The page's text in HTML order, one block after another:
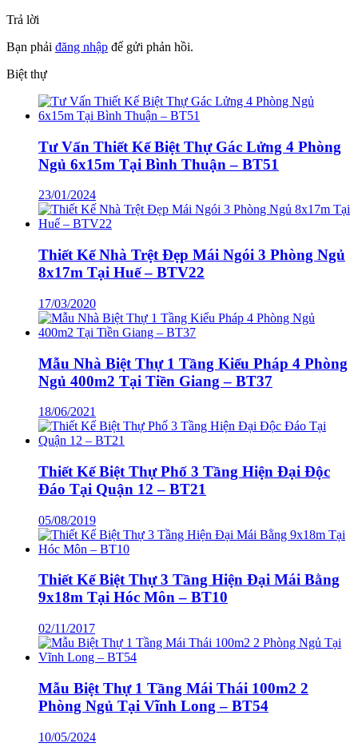
Trả lời
Bạn phải đăng nhập để gửi phản hồi.
Biệt thự
Tư Vấn Thiết Kế Biệt Thự Gác Lửng 4 Phòng
Ngủ 6x15m Tại Bình Thuận – BT51
23/01/2024
Thiết Kế Nhà Trệt Đẹp Mái Ngói 3 Phòng Ngủ
8x17m Tại Huế – BTV22
17/03/2020
Mẫu Nhà Biệt Thự 1 Tầng Kiểu Pháp 4 Phòng
Ngủ 400m2 Tại Tiền Giang – BT37
18/06/2021
Thiết Kế Biệt Thự Phố 3 Tầng Hiện Đại Độc
Đáo Tại Quận 12 – BT21
05/08/2019
Thiết Kế Biệt Thự 3 Tầng Hiện Đại Mái Bằng
9x18m Tại Hóc Môn – BT10
02/11/2017
Mẫu Biệt Thự 1 Tầng Mái Thái 100m2 2
Phòng Ngủ Tại Vĩnh Long – BT54
10/05/2024